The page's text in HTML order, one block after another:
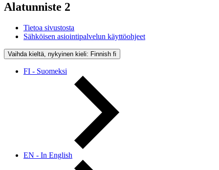
Alatunniste 2
Tietoa sivustosta
Sähköisen asiointipalvelun käyttöohjeet
Vaihda kieltä, nykyinen kieli: Finnish fi
FI - Suomeksi
EN - In English